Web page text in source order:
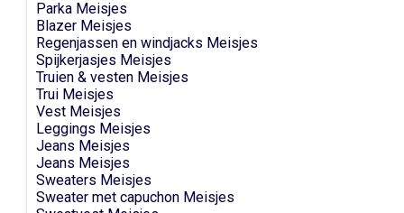
Parka Meisjes
Blazer Meisjes
Regenjassen en windjacks Meisjes
Spijkerjasjes Meisjes
Truien & vesten Meisjes
Trui Meisjes
Vest Meisjes
Leggings Meisjes
Jeans Meisjes
Jeans Meisjes
Sweaters Meisjes
Sweater met capuchon Meisjes